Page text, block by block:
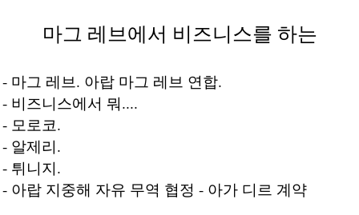
마그 레브에서 비즈니스를 하는
- 마그 레브. 아랍 마그 레브 연합.
- 비즈니스에서 뭐....
- 모로코.
- 알제리.
- 튀니지.
- 아랍 지중해 자유 무역 협정 - 아가 디르 계약